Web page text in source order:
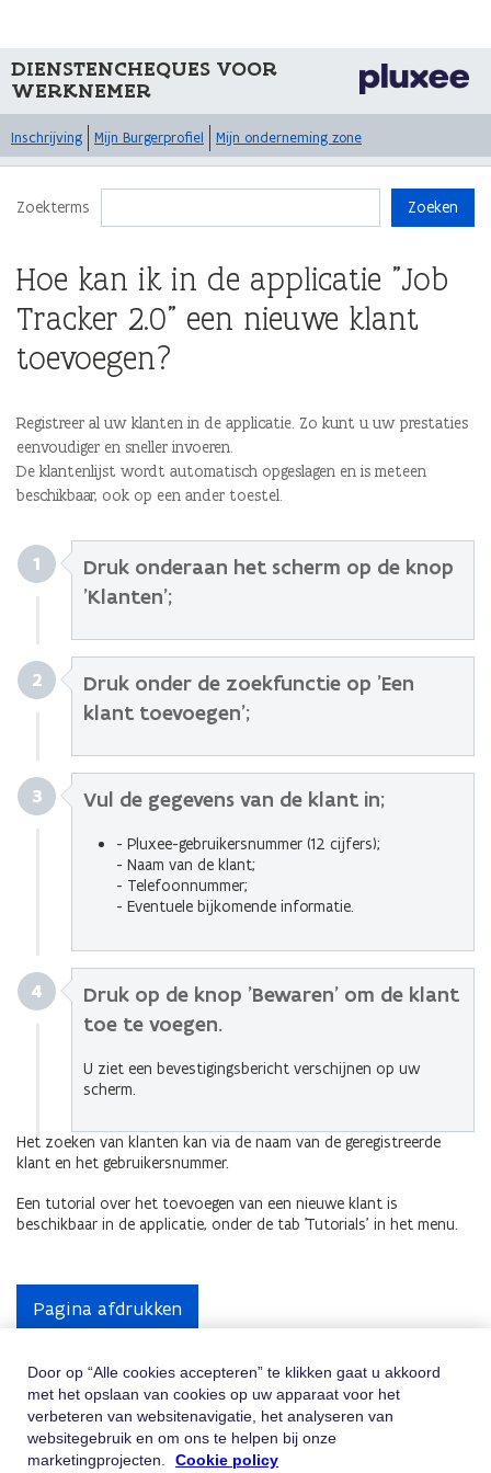
DIENSTENCHEQUES VOOR
WERKNEMER
Inschrijving Mijn Burgerprofiel Mijn onderneming zone
Zoekterms Zoeken
Hoe kan ik in de applicatie "Job
Tracker 2.0" een nieuwe klant
toevoegen?
Registreer al uw klanten in de applicatie. Zo kunt u uw prestaties
eenvoudiger en sneller invoeren.
De klantenlijst wordt automatisch opgeslagen en is meteen
beschikbaar, ook op een ander toestel.
1
Druk onderaan het scherm op de knop
'Klanten';
2
Druk onder de zoekfunctie op 'Een
klant toevoegen';
3 Vul de gegevens van de klant in;
- Pluxee-gebruikersnummer (12 cijfers);
- Naam van de klant;
- Telefoonnummer;
- Eventuele bijkomende informatie.
4
Druk op de knop 'Bewaren' om de klant
toe te voegen.
U ziet een bevestigingsbericht verschijnen op uw
scherm.
Het zoeken van klanten kan via de naam van de geregistreerde
klant en het gebruikersnummer.
Een tutorial over het toevoegen van een nieuwe klant is
beschikbaar in de applicatie, onder de tab 'Tutorials' in het menu.
Pagina afdrukken
Hulp Nodig
Vindt u niet wat u zoekt? Contacteer ons
Door op “Alle cookies accepteren” te klikken gaat u akkoord
met het opslaan van cookies op uw apparaat voor het
verbeteren van websitenavigatie, het analyseren van
websitegebruik en om ons te helpen bij onze
marketingprojecten.
Cookie policy